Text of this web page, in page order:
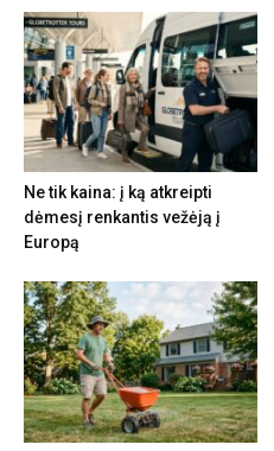
Ne tik kaina: į ką atkreipti
dėmesį renkantis vežėją į
Europą